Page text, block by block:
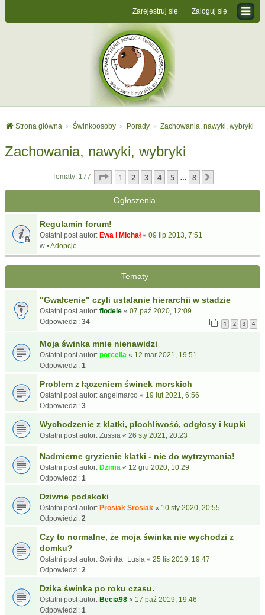
Zaloguj się
Zarejestruj się
Strona główna Świnkoosoby Porady Zachowania, nawyki, wybryki
Zachowania, nawyki, wybryki
Tematy: 177 Strona1 z8
1 2 3 4 5 … 8
Ogłoszenia
Regulamin forum!
Ostatni post autor: Ewa i Michał« 09 lip 2013, 7:51
w • Adopcje
Tematy
"Gwałcenie" czyli ustalanie hierarchii w stadzie
Ostatni post autor: flodele « 07 paź 2020, 12:09
Odpowiedzi: 34 1 2 3 4
Moja świnka mnie nienawidzi
Ostatni post autor: porcella « 12 mar 2021, 19:51
Odpowiedzi: 1
Problem z łączeniem świnek morskich
Ostatni post autor: angelmarco « 19 lut 2021, 6:56
Odpowiedzi: 3
Wychodzenie z klatki, płochliwość, odgłosy i kupki
Ostatni post autor: Zussia « 26 sty 2021, 20:23
Nadmierne gryzienie klatki - nie do wytrzymania!
Ostatni post autor: Dzima « 12 gru 2020, 10:29
Odpowiedzi: 1
Dziwne podskoki
Ostatni post autor: Prosiak Srosiak « 10 sty 2020, 20:55
Odpowiedzi: 2
Czy to normalne, że moja świnka nie wychodzi z
domku?
Ostatni post autor: Świnka_Lusia « 25 lis 2019, 19:47
Odpowiedzi: 2
Dzika świnka po roku czasu.
Ostatni post autor: Becia98 « 17 paź 2019, 19:46
Odpowiedzi: 1